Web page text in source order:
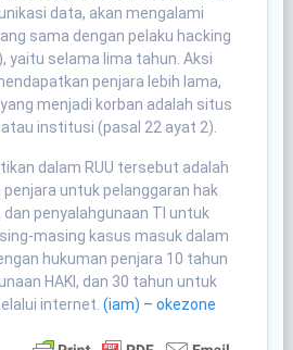
data, akan mengalami
sama dengan pelaku hacking
yaitu selama lima tahun. Aksi
penjara lebih lama,
menjadi korban adalah situs
institusi (pasal 22 ayat 2).
dalam RUU tersebut adalah
untuk pelanggaran hak
penyalahgunaan TI untuk
masing kasus masuk dalam
hukuman penjara 10 tahun
HAKI, dan 30 tahun untuk
internet.(iam) – okezone